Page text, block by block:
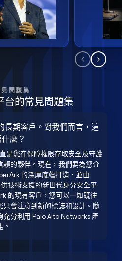
見問題集
台的常見問題集
長期客戶。對我們而言，這
麼？
是您在保障權限存取安全及守護
賴的夥伴。現在，我們要為您介
的深厚底蘊打造、並由
技術支援的新世代身分安全平
的現有客戶，您可以一如既往
只會注意到新的標誌和設計。隨
充分利用 Palo Alto Networks 產
。